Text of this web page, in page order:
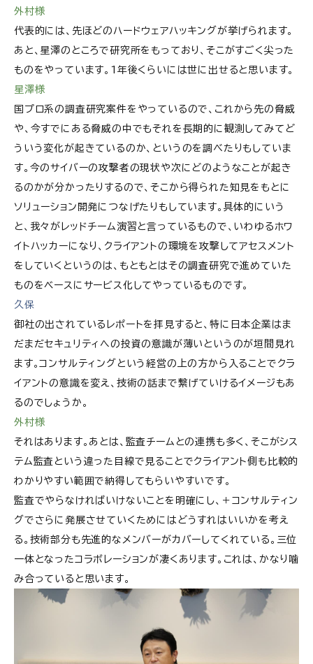
外村様
代表的には、先ほどのハードウェアハッキングが挙げられます。
あと、星澤のところで研究所をもっており、そこがすごく尖った
ものをやっています。1年後くらいには世に出せると思います。
星澤様
国プロ系の調査研究案件をやっているので、これから先の脅威
や、今すでにある脅威の中でもそれを長期的に観測してみてど
ういう変化が起きているのか、というのを調べたりもしていま
す。今のサイバーの攻撃者の現状や次にどのようなことが起き
るのかが分かったりするので、そこから得られた知見をもとに
ソリューション開発につなげたりもしています。具体的にいう
と、我々がレッドチーム演習と言っているもので、いわゆるホワ
イトハッカーになり、クライアントの環境を攻撃してアセスメント
をしていくというのは、もともとはその調査研究で進めていた
ものをベースにサービス化してやっているものです。
久保
御社の出されているレポートを拝見すると、特に日本企業はま
だまだセキュリティへの投資の意識が薄いというのが垣間見れ
ます。コンサルティングという経営の上の方から入ることでクラ
イアントの意識を変え、技術の話まで繋げていけるイメージもあ
るのでしょうか。
外村様
それはあります。あとは、監査チームとの連携も多く、そこがシス
テム監査という違った目線で見ることでクライアント側も比較的
わかりやすい範囲で納得してもらいやすいです。
監査でやらなければいけないことを明確にし、＋コンサルティン
グでさらに発展させていくためにはどうすれはいいかを考え
る。技術部分も先進的なメンバーがカバーしてくれている。三位
一体となったコラボレーションが凄くあります。これは、かなり噛
み合っていると思います。